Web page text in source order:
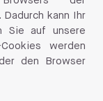
kann Ihr
Sie auf unsere
werden
den Browser